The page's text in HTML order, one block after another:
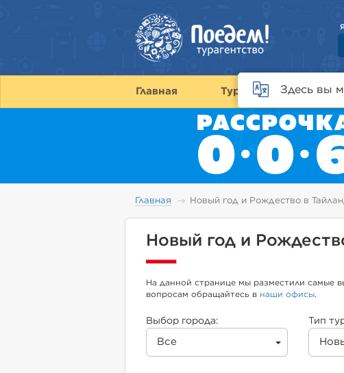
Здесь вы
Главная Туры Страны
Главная Новый год и Рождество в
Новый год и
На данной странице мы разместили самые
вопросам обращайтесь в наши офисы.
Выбор города:
Все
Тип